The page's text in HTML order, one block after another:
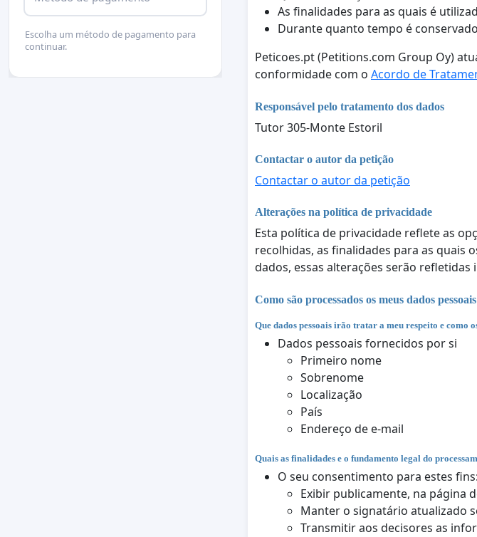
As finalidades para as quais é
Durante quanto tempo é conservado
Peticoes.pt (Petitions.com Group Oy)
conformidade com o Acordo de
Responsável pelo tratamento dos dados
Tutor 305-Monte Estoril
Contactar o autor da petição
Contactar o autor da petição
Alterações na política de privacidade
Esta política de privacidade reflete as
recolhidas, as finalidades para as quais
dados, essas alterações serão
Como são processados os meus dados
Que dados pessoais irão tratar a meu respeito e como
Dados pessoais fornecidos por si
Primeiro nome
Sobrenome
Localização
País
Endereço de e-mail
Quais as finalidades e o fundamento legal do
O seu consentimento para estes fins:
Exibir publicamente, na página
Manter o signatário atualizado
Transmitir aos decisores as
Escolha um método de pagamento para
continuar.